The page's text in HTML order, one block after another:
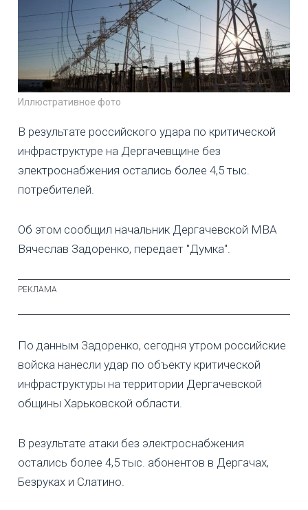
Иллюстративное фото
В результате российского удара по критической
инфраструктуре на Дергачевщине без
электроснабжения остались более 4,5 тыс.
потребителей.
Об этом сообщил начальник Дергачевской МВА
Вячеслав Задоренко, передает "Думка".
По данным Задоренко, сегодня утром российские
войска нанесли удар по объекту критической
инфраструктуры на территории Дергачевской
общины Харьковской области.
В результате атаки без электроснабжения
остались более 4,5 тыс. абонентов в Дергачах,
Безруках и Слатино.